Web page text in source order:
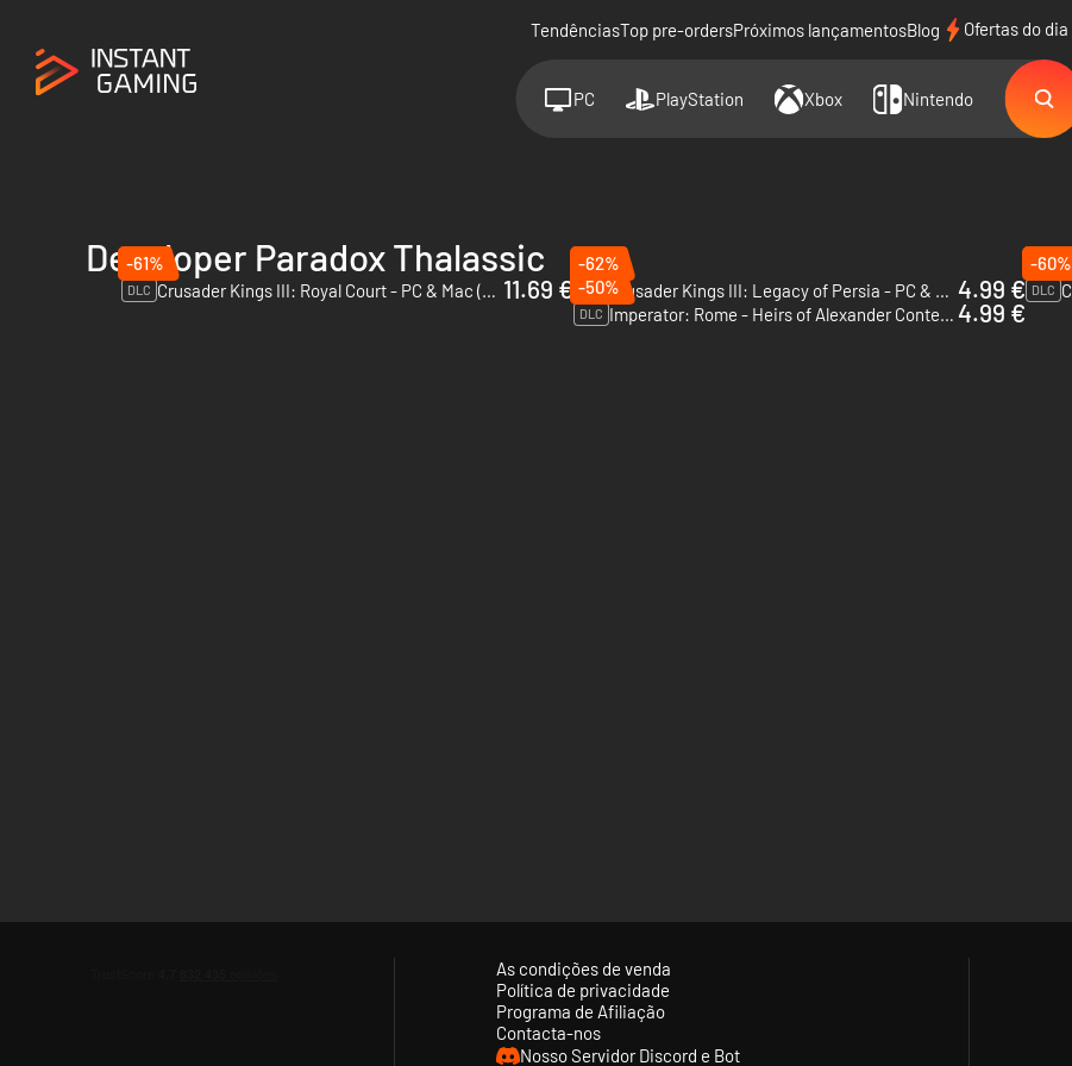
TendênciasTop pre-ordersPróximos lançamentosBlog Ofertas do dia
PC PlayStation Xbox Nintendo
Developer Paradox Thalassic
-61%
DLC Crusader Kings III: Royal Court - PC & Mac (Steam) 11.69 €
-62%
DLC Crusader Kings III: Legacy of Persia - PC & Mac (Steam) 4.99 €
-60%
DLC
-50%
DLC Imperator: Rome - Heirs of Alexander Content Pack - PC & Mac (Steam) 4.99 €
As condições de venda
Política de privacidade
Programa de Afiliação
Contacta-nos
Nosso Servidor Discord e Bot